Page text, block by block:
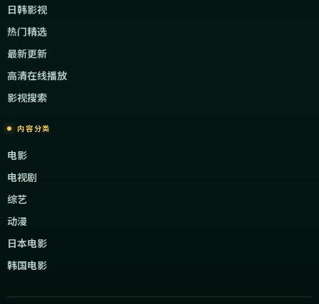
日韩影视
热门精选
最新更新
高清在线播放
影视搜索
内容分类
电影
电视剧
综艺
动漫
日本电影
韩国电影